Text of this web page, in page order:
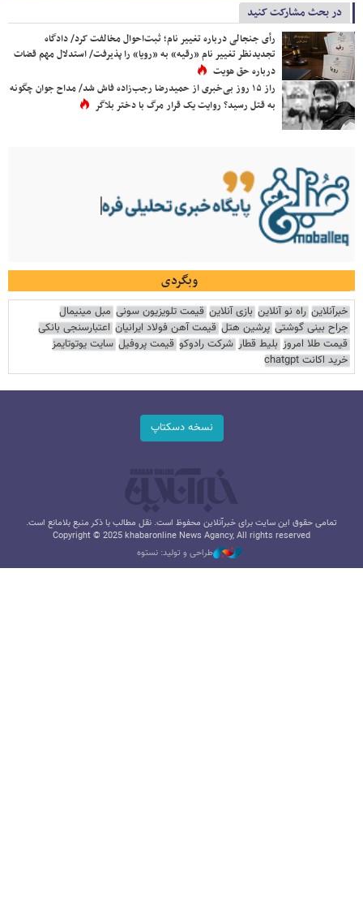
در بحث مشارکت کنید
رأی جنجالی درباره تغییر نام؛ ثبت‌احوال مخالفت کرد/ دادگاه
تجدیدنظر تغییر نام «رقیه» به «رویا» را پذیرفت/ استدلال مهم قضات
درباره حق هویت
راز ۱۵ روز بی‌خبری از حمیدرضا رجب‌زاده فاش شد/ مداح جوان چگونه
به قتل رسید؟ روایت یک قرار مرگ با دختر بلاگر
وبگردی
خبرآنلاین راه نو آنلاین بازی آنلاین قیمت تلویزیون سونی مبل مینیمال
جراح بینی گوشتی پرشین هتل قیمت آهن فولاد ایرانیان اعتبارسنجی بانکی
قیمت طلا امروز بلیط قطار شرکت رادوکو قیمت پروفیل سایت یوتوتایمز
خرید اکانت chatgpt
نسخه دسکتاپ
تمامی حقوق این سایت برای خبرآنلاین محفوظ است. نقل مطالب با ذکر منبع بلامانع است.
Copyright © 2025 khabaronline News Agancy, All rights reserved
طراحی و تولید: نستوه